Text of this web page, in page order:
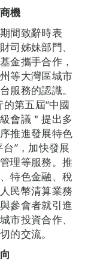
機
間致辭時表
司姊妹部門、
金攜手合作，
等大灣區城市
服務的認識。
第五屆“中國
會議＂提出多
推進發展特色
”，加快發展
理等服務。推
特色金融、稅
民幣清算業務
參會者就引進
市投資合作、
的交流。